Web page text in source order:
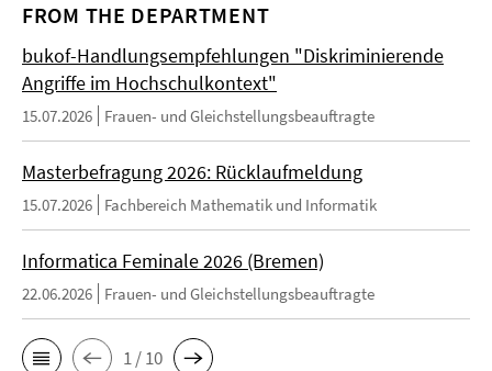
FROM THE DEPARTMENT
bukof-Handlungsempfehlungen "Diskriminierende
Angriffe im Hochschulkontext"
15.07.2026 Frauen- und Gleichstellungsbeauftragte
Masterbefragung 2026: Rücklaufmeldung
15.07.2026 Fachbereich Mathematik und Informatik
Informatica Feminale 2026 (Bremen)
22.06.2026 Frauen- und Gleichstellungsbeauftragte
1 / 10